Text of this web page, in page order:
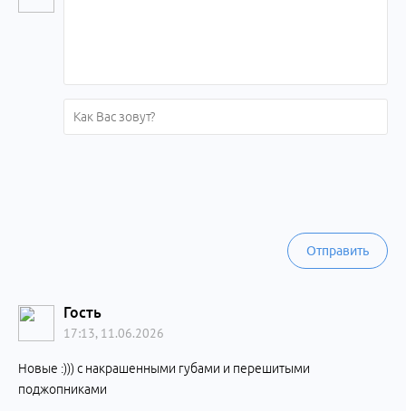
Отправить
Гость
17:13, 11.06.2026
Новые :))) с накрашенными губами и перешитыми
поджопниками